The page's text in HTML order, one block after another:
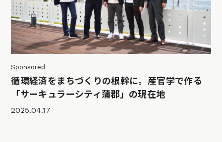
Sponsored
循環経済をまちづくりの根幹に。産官学で作る
「サーキュラーシティ蒲郡」の現在地
2025.04.17